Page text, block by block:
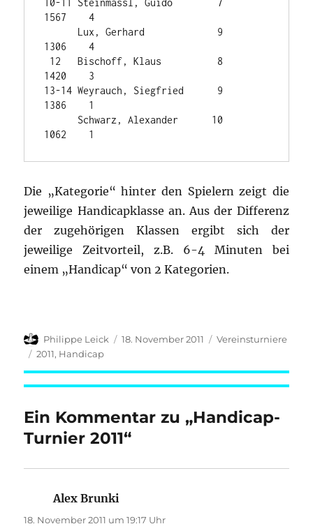
10-11 Steinmassl, Guido        7
1567    4
1306    4
1420    3
13-14 Weyrauch, Siegfried      9
1386    1
1062    1
Die „Kategorie“ hinter den Spielern zeigt die
jeweilige Handicapklasse an. Aus der Differenz
der zugehörigen Klassen ergibt sich der
jeweilige Zeitvorteil, z.B. 6-4 Minuten bei
einem „Handicap“ von 2 Kategorien.
Autor
Philippe Leick
Veröffentlicht
18. November 2011 Kategorien
Vereinsturniere
Schlagwörter
2011, Handicap
Ein Kommentar zu „Handicap-
Turnier 2011“
Alex Brunki
18. November 2011 um 19:17 Uhr